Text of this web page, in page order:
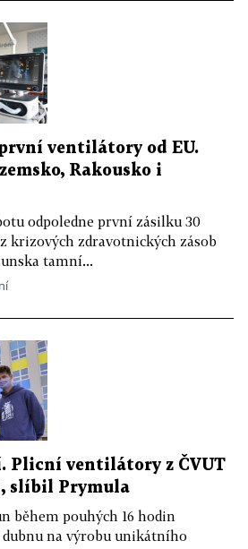
ventilátory od EU.
Rakousko i
odpoledne první zásilku 30
krizových zdravotnických zásob
tamní...
Plicní ventilátory z ČVUT
slíbil Prymula
během pouhých 16 hodin
dubnu na výrobu unikátního